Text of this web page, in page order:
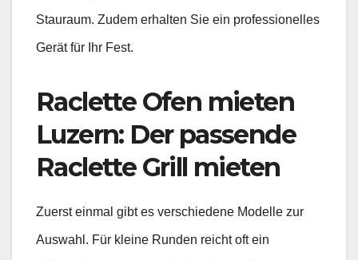
Stauraum. Zudem erhalten Sie ein professionelles
Gerät für Ihr Fest.
Raclette Ofen mieten
Luzern: Der passende
Raclette Grill mieten
Zuerst einmal gibt es verschiedene Modelle zur
Auswahl. Für kleine Runden reicht oft ein